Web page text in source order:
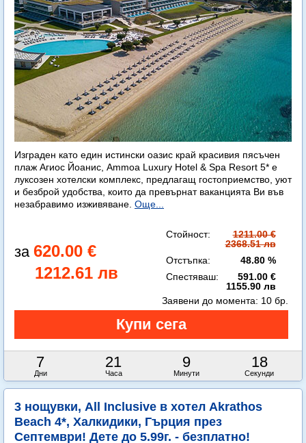
Изграден като един истински оазис край красивия пясъчен
плаж Агиос Йоанис, Ammoa Luxury Hotel & Spa Resort 5* е
луксозен хотелски комплекс, предлагащ гостоприемство, уют
и безброй удобства, които да превърнат ваканцията Ви във
незабравимо изживяване. Още...
620.00 €
1212.61 лв
Стойност:
1211.00 €
2368.51 лв
Отстъпка:
48.80 %
Спестяваш:
591.00 €
1155.90 лв
7
Дни
21
Часа
9
Минути
16
Секунди
Заявени до момента: 10 бр.
3 нощувки, All Inclusive в хотел Akrathos
Beach 4*, Халкидики, Гърция през
Септември! Дете до 5.99г. - безплатно!